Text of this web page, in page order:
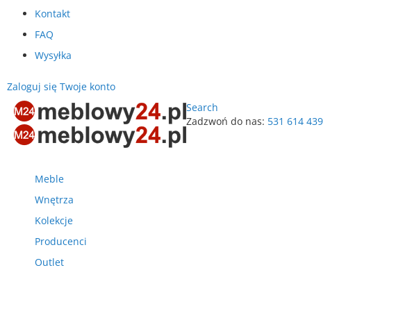
Kontakt
FAQ
Wysyłka
Zaloguj się Twoje konto
Search
Zadzwoń do nas: 531 614 439
Meble
Wnętrza
Kolekcje
Producenci
Outlet